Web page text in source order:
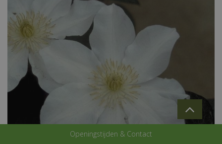
Openingstijden & Contact